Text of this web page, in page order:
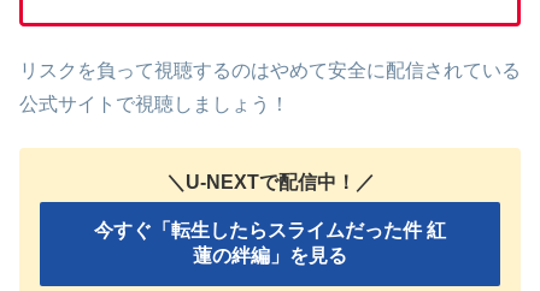
リスクを負って視聴するのはやめて安全に配信されている
公式サイトで視聴しましょう！
＼U-NEXTで配信中！／
今すぐ「転生したらスライムだった件 紅
蓮の絆編」を見る